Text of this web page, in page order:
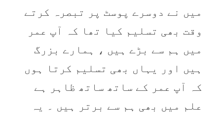
میں نے دوسرے پوسٹ پر تبصرہ کرتے
وقت بھی تسلیم کیا تھا کہ آپ عمر
میں ہم سے بڑے ہیں ، ہمارے بزرگ
ہیں اور یہاں بھی تسلیم کرتا ہوں
کہ آپ عمر کے ساتھ ساتھ ظاہر ہے
علم میں بھی ہم سے برتر ہیں ۔ یہ